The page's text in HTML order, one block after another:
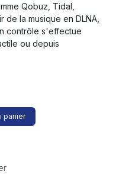
Qobuz, Tidal,
la musique en DLNA,
contrôle s'effectue
ou depuis
panier